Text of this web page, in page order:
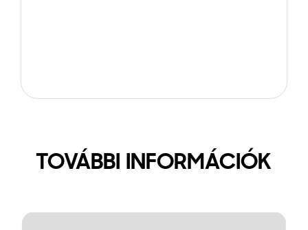
TOVÁBBI INFORMÁCIÓK